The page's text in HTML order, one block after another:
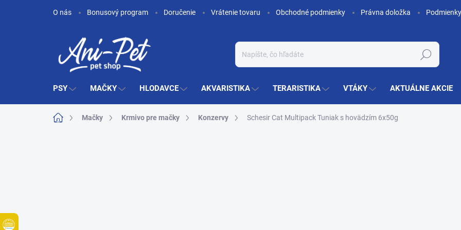
O nás Bonusový program Doručenie Vrátenie tovaru Obchodné podmienky Právna doložka
Hľadať
PSY MAČKY HLODAVCE AKVARISTIKA TERARISTIKA VTÁKY AKTUÁLNE AKCIE
DomovMačky Krmivo pre mačky Konzervy Schesir Cat Multipack Tuniak s hovädzím 6x50g